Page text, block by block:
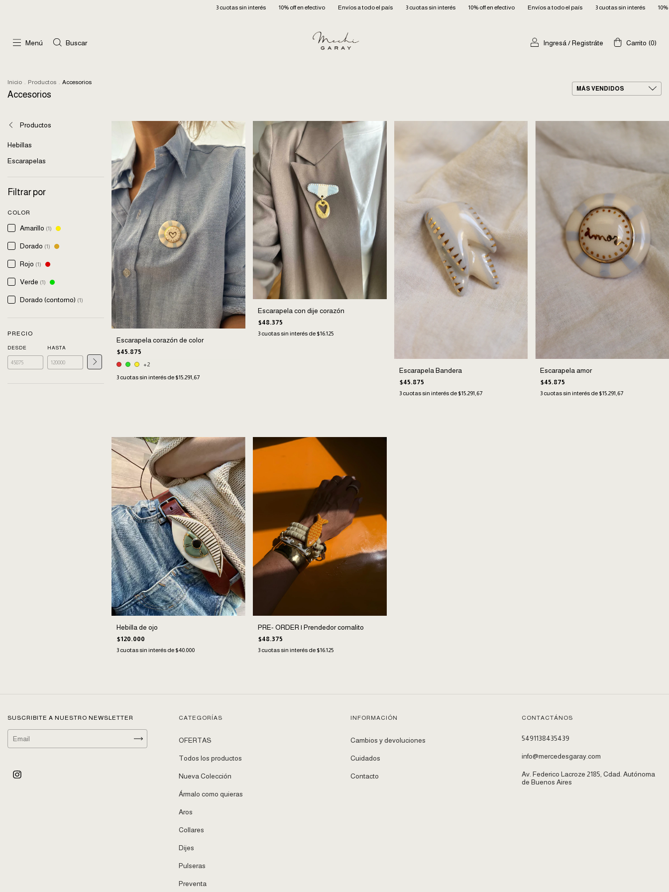
3 cuotas sin interés 10% off en efectivo Envíos a todo el país 3 cuotas sin interés 10% off en efectivo Envíos a todo el país 3 cuotas sin interés 10% off en efectivo
Menú Buscar Ingresá/Registráte Carrito (0)
Inicio . Productos . Accesorios
Accesorios
Productos
Hebillas
Escarapelas
Filtrar por
COLOR
Amarillo (1)
Dorado (1)
Rojo (1)
Verde (1)
Dorado (contorno) (1)
PRECIO
DESDE HASTA
Escarapela corazón de color
$45.875
+2
3 cuotas sin interés de $15.291,67
Escarapela con dije corazón
$48.375
3 cuotas sin interés de $16.125
Escarapela Bandera
$45.875
3 cuotas sin interés de $15.291,67
Escarapela amor
$45.875
3 cuotas sin interés de $15.291,67
Hebilla de ojo
$120.000
3 cuotas sin interés de $40.000
PRE- ORDER | Prendedor cornalito
$48.375
3 cuotas sin interés de $16.125
SUSCRIBITE A NUESTRO NEWSLETTER CATEGORÍAS
OFERTAS
Todos los productos
Nueva Colección
Ármalo como quieras
Aros
Collares
Dijes
Pulseras
Preventa
INFORMACIÓN
Cambios y devoluciones
Cuidados
Contacto
CONTACTÁNOS
5491138435439
info@mercedesgaray.com
Av. Federico Lacroze 2185, Cdad. Autónoma
de Buenos Aires